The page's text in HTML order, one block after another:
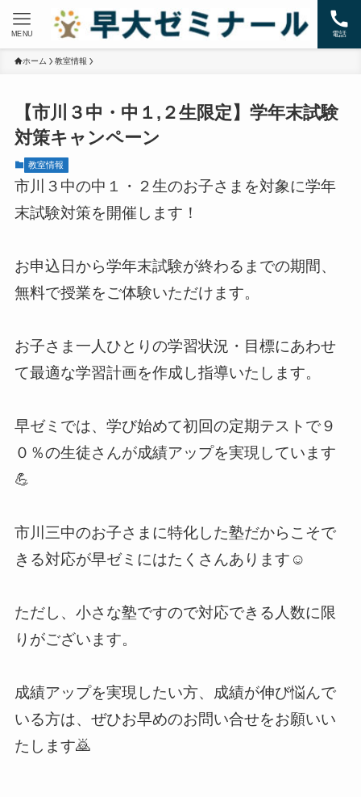
電話
MENU
ホーム 教室情報
【市川３中・中１,２生限定】学年末試験
対策キャンペーン
教室情報
市川３中の中１・２生のお子さまを対象に学年
末試験対策を開催します！
お申込日から学年末試験が終わるまでの期間、
無料で授業をご体験いただけます。
お子さま一人ひとりの学習状況・目標にあわせ
て最適な学習計画を作成し指導いたします。
早ゼミでは、学び始めて初回の定期テストで９
０％の生徒さんが成績アップを実現しています
💪
市川三中のお子さまに特化した塾だからこそで
きる対応が早ゼミにはたくさんあります☺
ただし、小さな塾ですので対応できる人数に限
りがございます。
成績アップを実現したい方、成績が伸び悩んで
いる方は、ぜひお早めのお問い合せをお願いい
たします🙇